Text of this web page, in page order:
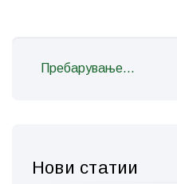
Нови статии